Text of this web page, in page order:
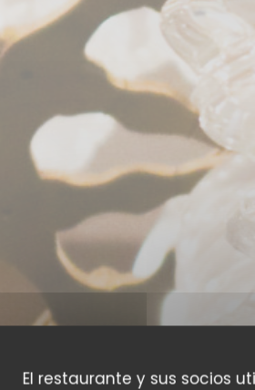
El restaurante y sus socios